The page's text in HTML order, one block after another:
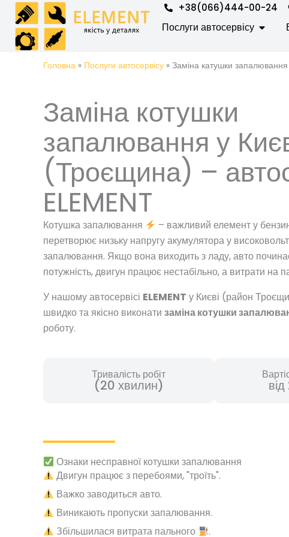
Перейти
вмісту
+38(066)444-00-24
Послуги автосервісу Open
Головна » Послуги автосервісу » Заміна катушки запалювання
Заміна котушки
запалювання у
(Троєщина) –
ELEMENT
Котушка запалювання
– важливий елемент у
перетворює низьку напругу акумулятора у
запалювання. Якщо вона виходить з ладу, авто
потужність, двигун працює нестабільно, а витрати на
У нашому автосервісі ELEMENT у Києві (район
швидко та якісно виконати заміна котушки
роботу.
Тривалість робіт
(20 хвилин)
Ознаки несправної котушки запалювання
Двигун працює з перебоями, "троїть".
Важко заводиться авто.
Виникають пропуски запалювання.
Збільшилася витрата пального
.